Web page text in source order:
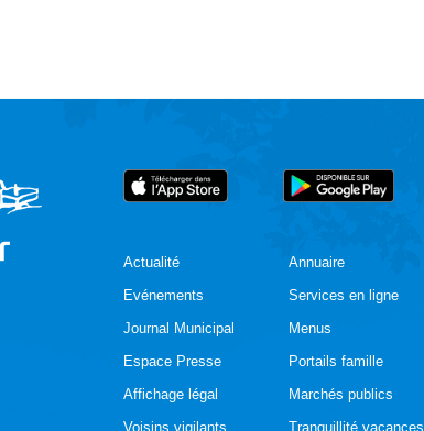
Actualité
Evénements
Journal Municipal
Espace Presse
Affichage légal
Voisins vigilants
Annuaire
Services en ligne
Menus
Portails famille
Marchés publics
Tranquillité vacances